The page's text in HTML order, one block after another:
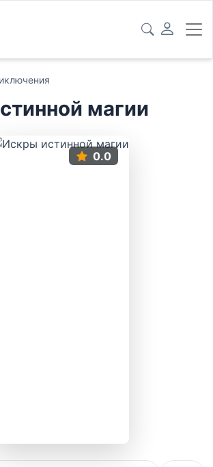
магии
0.0